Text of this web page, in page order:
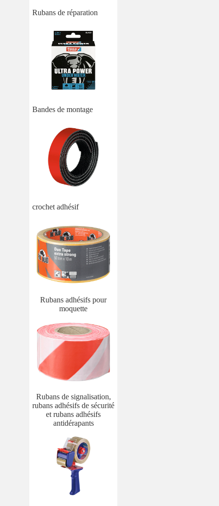
Rubans de réparation
Bandes de montage
crochet adhésif
Rubans adhésifs pour
moquette
Rubans de signalisation,
rubans adhésifs de sécurité
et rubans adhésifs
antidérapants